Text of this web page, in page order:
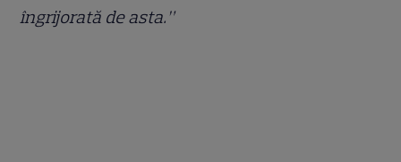
îngrijorată de asta.”